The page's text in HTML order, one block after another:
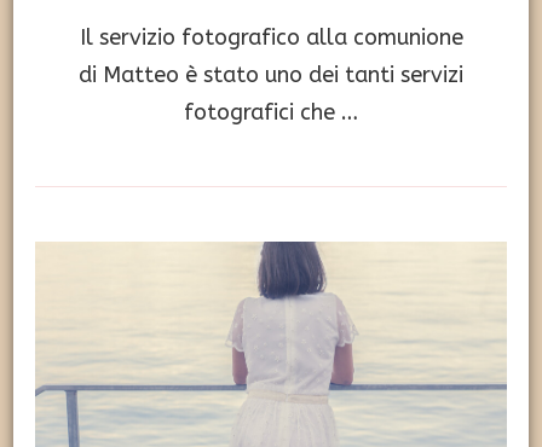
Il servizio fotografico alla comunione
di Matteo è stato uno dei tanti servizi
fotografici che …